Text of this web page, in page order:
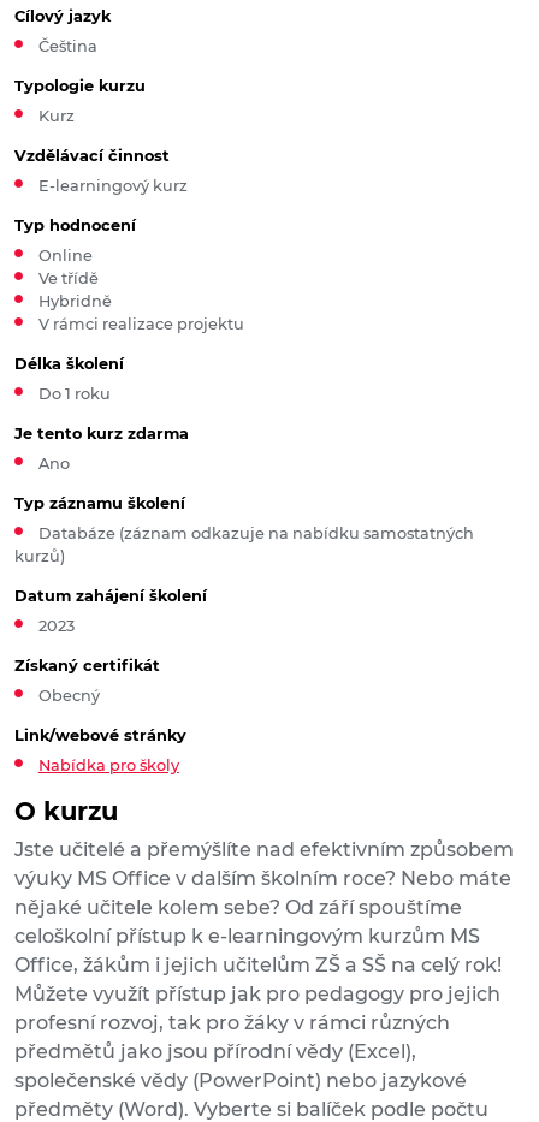
O kurzu
Jste učitelé a přemýšlíte nad efektivním způsobem
výuky MS Office v dalším školním roce? Nebo máte
nějaké učitele kolem sebe? Od září spouštíme
celoškolní přístup k e-learningovým kurzům MS
Office, žákům i jejich učitelům ZŠ a SŠ na celý rok!
Můžete využít přístup jak pro pedagogy pro jejich
profesní rozvoj, tak pro žáky v rámci různých
předmětů jako jsou přírodní vědy (Excel),
společenské vědy (PowerPoint) nebo jazykové
předměty (Word). Vyberte si balíček podle počtu
Cílový jazyk
Čeština
Typologie kurzu
Kurz
Vzdělávací činnost
E-learningový kurz
Typ hodnocení
Online
Ve třídě
Hybridně
V rámci realizace projektu
Délka školení
Do 1 roku
Je tento kurz zdarma
Ano
Typ záznamu školení
Databáze (záznam odkazuje na nabídku samostatných
kurzů)
Datum zahájení školení
2023
Získaný certifikát
Obecný
Link/webové stránky
Nabídka pro školy